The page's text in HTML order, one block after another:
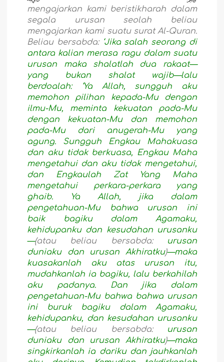
mengajarkan kami beristikharah dalam
segala urusan seolah beliau
mengajarkan kami suatu surat Al-Quran.
Beliau bersabda: ‘Jika salah seorang di
antara kalian merasa ragu dalam suatu
urusan maka shalatlah dua rakaat—
yang bukan shalat wajib—lalu
berdoalah: ‘Ya Allah, sungguh aku
memohon pilihan kepada-Mu dengan
ilmu-Mu, meminta kekuatan pada-Mu
dengan kekuatan-Mu dan memohon
pada-Mu dari anugerah-Mu yang
agung. Sungguh Engkau Mahakuasa
dan aku tidak berkuasa, Engkau Maha
mengetahui dan aku tidak mengetahui,
dan Engkaulah Zat Yang Maha
mengetahui perkara-perkara yang
ghaib. Ya Allah, jika dalam
pengetahuan-Mu bahwa urusan ini
baik bagiku dalam Agamaku,
kehidupanku dan kesudahan urusanku
—(atau beliau bersabda:urusan
duniaku dan urusan Akhiratku)—maka
kuasakanlah aku atas urusan itu,
mudahkanlah ia bagiku, lalu berkahilah
aku padanya. Dan jika dalam
pengetahuan-Mu bahwa bahwa urusan
ini buruk bagiku dalam Agamaku,
kehidupanku, dan kesudahan urusanku
—(atau beliau bersabda:urusan
duniaku dan urusan Akhiratku)—maka
singkirkanlah ia dariku dan jauhkanlah